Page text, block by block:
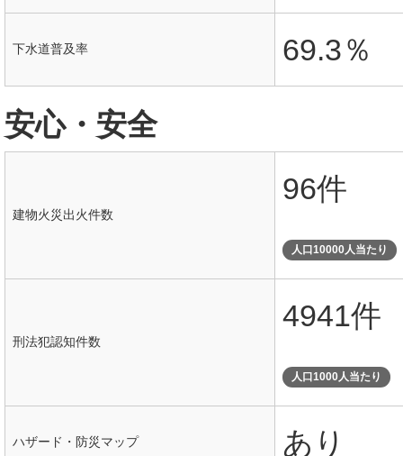
下水道普及率 69.3％
安心・安全
建物火災出火件数
96件
人口10000人当たり
刑法犯認知件数
4941件
人口1000人当たり
ハザード・防災マップ あり